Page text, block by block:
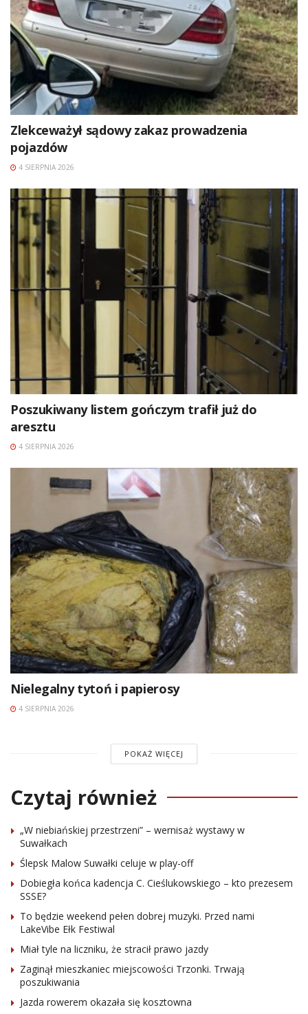
Zlekceważył sądowy zakaz prowadzenia
pojazdów
4 SIERPNIA 2026
Poszukiwany listem gończym trafił już do
aresztu
4 SIERPNIA 2026
Nielegalny tytoń i papierosy
4 SIERPNIA 2026
POKAŻ WIĘCEJ
Czytaj również
„W niebiańskiej przestrzeni” – wernisaż wystawy w
Suwałkach
Ślepsk Malow Suwałki celuje w play-off
Dobiegła końca kadencja C. Cieślukowskiego – kto prezesem
SSSE?
To będzie weekend pełen dobrej muzyki. Przed nami
LakeVibe Ełk Festiwal
Miał tyle na liczniku, że stracił prawo jazdy
Zaginął mieszkaniec miejscowości Trzonki. Trwają
poszukiwania
Jazda rowerem okazała się kosztowna